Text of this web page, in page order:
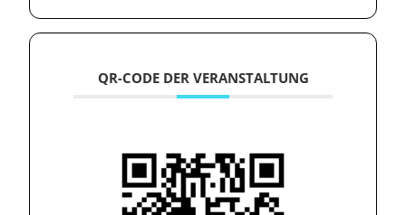
QR-CODE DER VERANSTALTUNG